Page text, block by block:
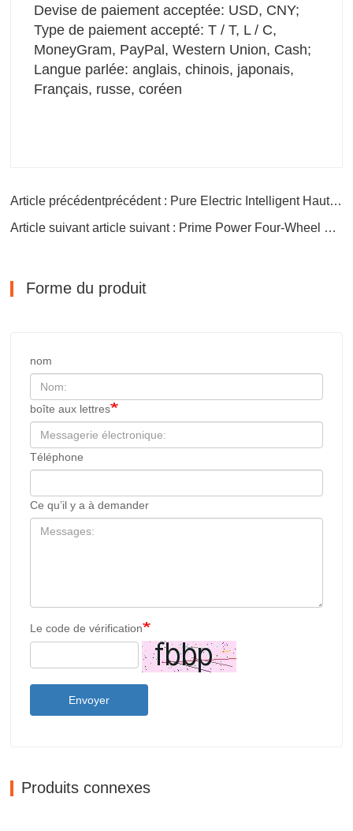
Devise de paiement acceptée: USD, CNY;
Type de paiement accepté: T / T, L / C,
MoneyGram, PayPal, Western Union, Cash;
Langue parlée: anglais, chinois, japonais,
Français, russe, coréen
Article précédentprécédent : Pure Electric Intelligent Haute Performance
Article suivant article suivant : Prime Power Four-Wheel Drive Edition Voiture de véhicule électrique pour ID.6x
Forme du produit
nom
boîte aux lettres
Téléphone
Ce qu’il y a à demander
Le code de vérification
Envoyer
Produits connexes